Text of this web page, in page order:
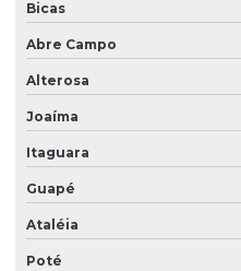
Plantio de grama para obras
Plantio de grama em placas
Plantio de grama por
Plantio de grama na quinta da
Plantio de grama em rodovias
Plantio de grama em rodovias
Bicas
Abre Campo
Alterosa
Joaíma
Itaguara
Guapé
Ataléia
Poté